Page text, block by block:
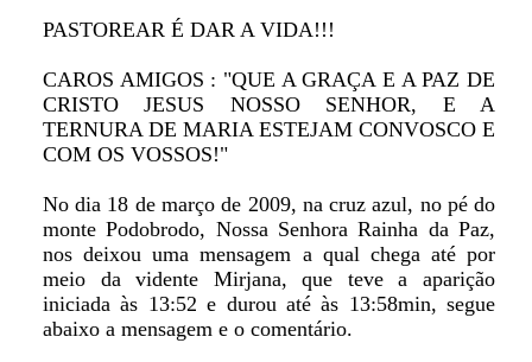
PASTOREAR É DAR A VIDA!!!
CAROS AMIGOS : "QUE A GRAÇA E A PAZ DE
CRISTO JESUS NOSSO SENHOR, E A
TERNURA DE MARIA ESTEJAM CONVOSCO E
COM OS VOSSOS!"
No dia 18 de março de 2009, na cruz azul, no pé do
monte Podobrodo, Nossa Senhora Rainha da Paz,
nos deixou uma mensagem a qual chega até por
meio da vidente Mirjana, que teve a aparição
iniciada às 13:52 e durou até às 13:58min, segue
abaixo a mensagem e o comentário.